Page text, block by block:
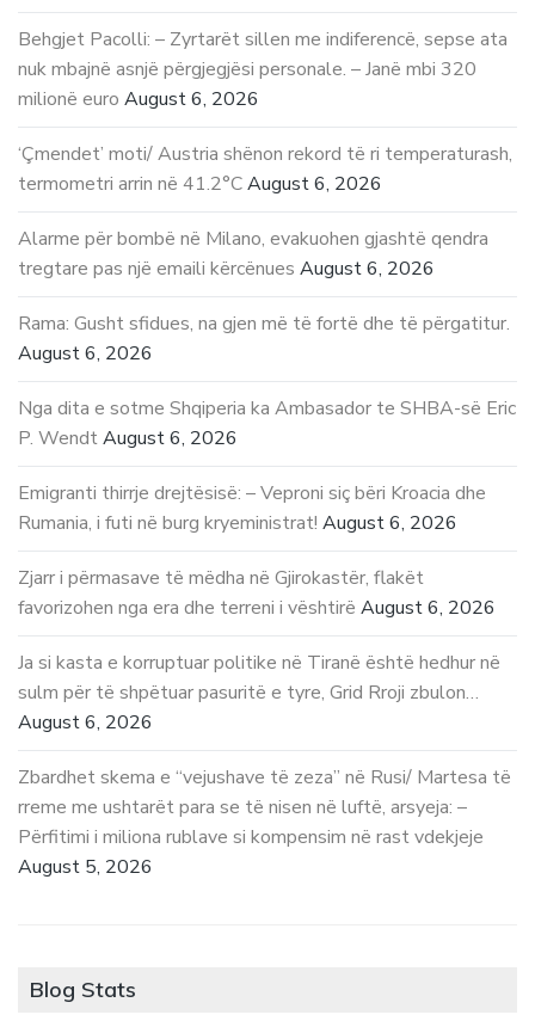
Behgjet Pacolli: – Zyrtarët sillen me indiferencë, sepse ata
nuk mbajnë asnjë përgjegjësi personale. – Janë mbi 320
milionë euro August 6, 2026
‘Çmendet’ moti/ Austria shënon rekord të ri temperaturash,
termometri arrin në 41.2°CAugust 6, 2026
Alarme për bombë në Milano, evakuohen gjashtë qendra
tregtare pas një emaili kërcënues August 6, 2026
Rama: Gusht sfidues, na gjen më të fortë dhe të përgatitur.
August 6, 2026
Nga dita e sotme Shqiperia ka Ambasador te SHBA-së Eric
P. WendtAugust 6, 2026
Emigranti thirrje drejtësisë: – Veproni siç bëri Kroacia dhe
Rumania, i futi në burg kryeministrat! August 6, 2026
Zjarr i përmasave të mëdha në Gjirokastër, flakët
favorizohen nga era dhe terreni i vështirë August 6, 2026
Ja si kasta e korruptuar politike në Tiranë është hedhur në
sulm për të shpëtuar pasuritë e tyre, Grid Rroji zbulon…
August 6, 2026
Zbardhet skema e “vejushave të zeza” në Rusi/ Martesa të
rreme me ushtarët para se të nisen në luftë, arsyeja: –
Përfitimi i miliona rublave si kompensim në rast vdekjeje
August 5, 2026
Blog Stats